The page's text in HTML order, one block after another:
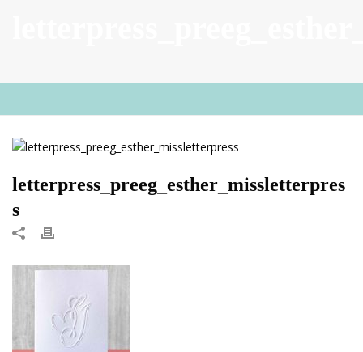
letterpress_preeg_esther_missletterpres
s